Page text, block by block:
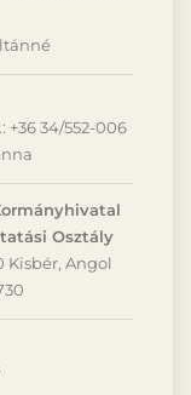
+36 34/552-006
Osztály
Kisbér, Angol